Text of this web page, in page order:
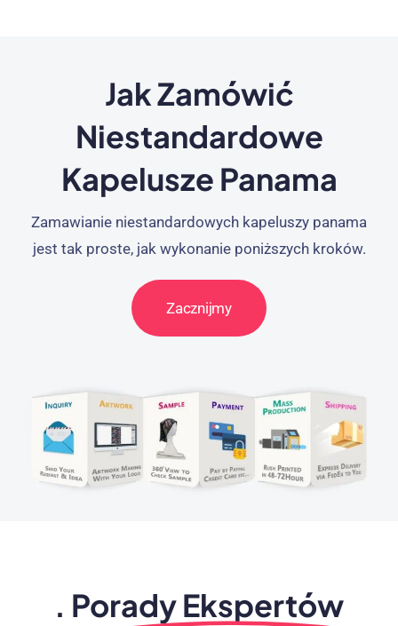
Jak Zamówić
Niestandardowe
Kapelusze Panama
Zamawianie niestandardowych kapeluszy panama
jest tak proste, jak wykonanie poniższych kroków.
Zacznijmy
. Porady Ekspertów